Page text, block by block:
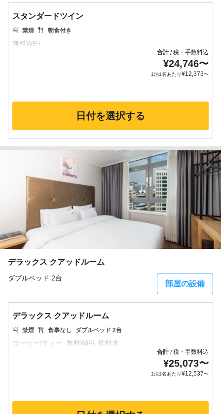
スタンダードツイン
禁煙 朝食付き
合計/税・手数料込
¥24,746〜
1泊1名あたり¥12,373〜
日付を選択する
デラックス クアッドルーム
ダブルベッド 2台
部屋の設備
デラックス クアッドルーム
禁煙 食事なし ダブルベッド 2台
合計/税・手数料込
¥25,073〜
1泊1名あたり¥12,537〜